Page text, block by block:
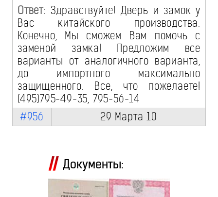
Ответ: Здравствуйте! Дверь и замок у
Вас китайского производства.
Конечно, Мы сможем Вам помочь с
заменой замка! Предложим все
варианты от аналогичного варианта,
до импортного максимально
защищенного. Все, что пожелаете!
(495)795-49-35, 795-56-14
#956
29 Марта 10
Документы: